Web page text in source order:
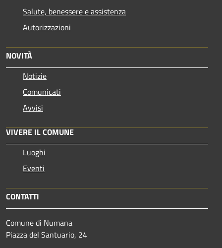
Salute, benessere e assistenza
Autorizzazioni
NOVITÀ
Notizie
Comunicati
Avvisi
VIVERE IL COMUNE
Luoghi
Eventi
CONTATTI
Comune di Numana
Piazza del Santuario, 24